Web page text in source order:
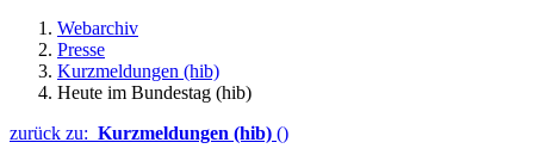
Webarchiv
Presse
Kurzmeldungen (hib)
Heute im Bundestag (hib)
zurück zu: Kurzmeldungen (hib) ()